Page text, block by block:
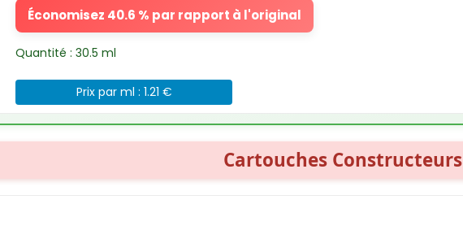
Économisez 40.6 % par rapport à l'original
Quantité : 30.5 ml
Prix par ml : 1.21 €
Cartouches Constructeurs